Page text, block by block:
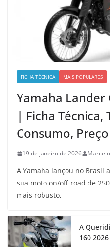
FICHA TÉCNICA MAIS POPULARES
Yamaha Lander
| Ficha Técnica,
Consumo,
19 de janeiro de 2026
A Yamaha lançou no Brasil
sua moto on/off-road de
mais robusto,
A
160